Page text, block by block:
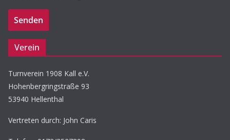
Verein
Turnverein 1908 Kall e.V.
Hohenbergringstraße 93
53940 Hellenthal
Vertreten durch: John Caris